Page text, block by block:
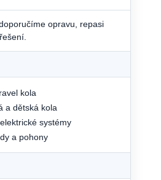
opravu, repasi
kola
a dětská kola
systémy
a pohony